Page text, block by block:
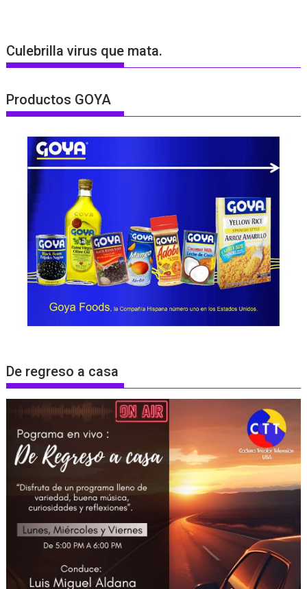
Culebrilla virus que mata.
Productos GOYA
De regreso a casa